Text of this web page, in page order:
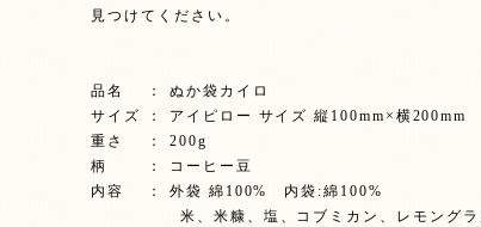
見つけてください。
品名 ： ぬか袋カイロ
サイズ ： アイピロー サイズ 縦100mm×横200mm
重さ ： 200g
柄 ： コーヒー豆
内容 ： 外袋 綿100% 内袋:綿100%
米、米糠、塩、コブミカン、レモングラス